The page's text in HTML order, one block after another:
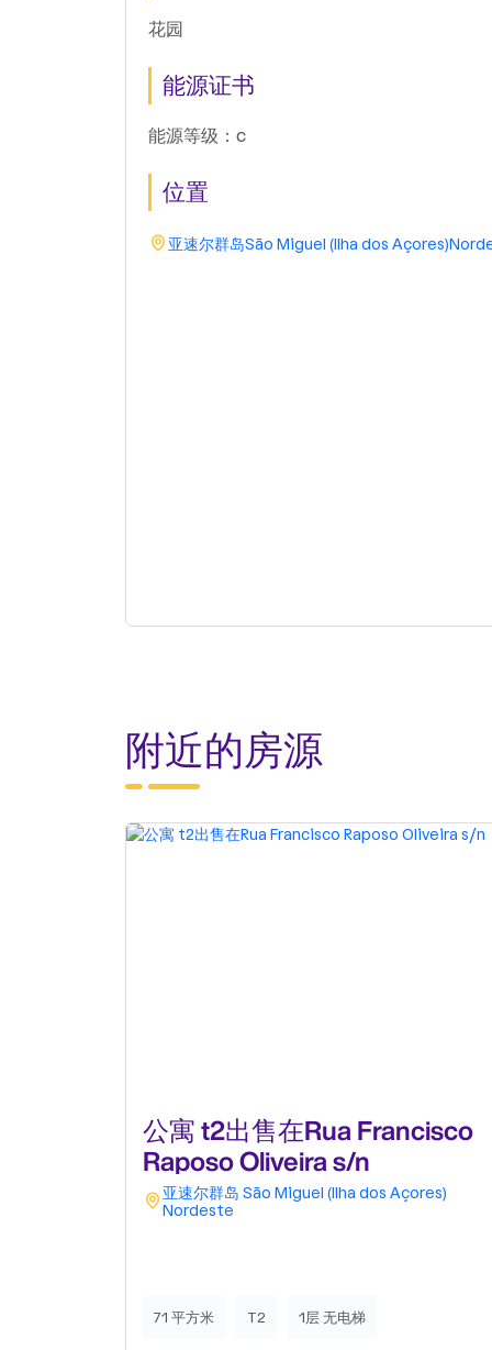
花园
能源证书
能源等级：c
位置
亚速尔群岛São Miguel (Ilha dos Açores)
附近的房源
公寓 t2出售在Rua Francisco
Raposo Oliveira s/n
亚速尔群岛 São Miguel (Ilha dos Açores)
Nordeste
71 平方米 T2 1层 无电梯